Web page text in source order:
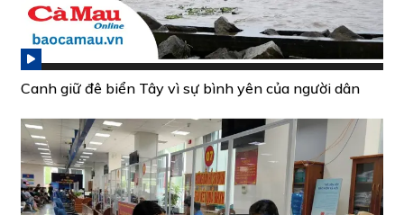
Canh giữ đê biển Tây vì sự bình yên của người dân